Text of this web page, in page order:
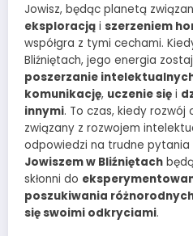
Jowisz, będąc planetą
eksploracją i szerzeniem
współgra z tymi cechami.
Bliźniętach, jego energia
poszerzanie
komunikację, uczenie się i
innymi. To czas, kiedy rozwój
związany z rozwojem
odpowiedzi na trudne pytania
Jowiszem w Bliźniętach
skłonni do
poszukiwania
się swoimi odkryciami.